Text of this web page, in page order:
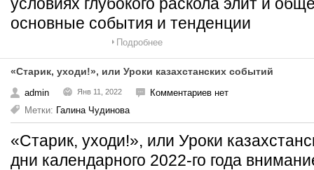
основные события и тенденции
Подробнее
«Старик, уходи!», или Уроки казахстанских событий
admin Янв 11, 2022
Комментариев нет
Метки: Галина Чудинова
«Старик, уходи!», или Уроки
дни календарного 2022-го года